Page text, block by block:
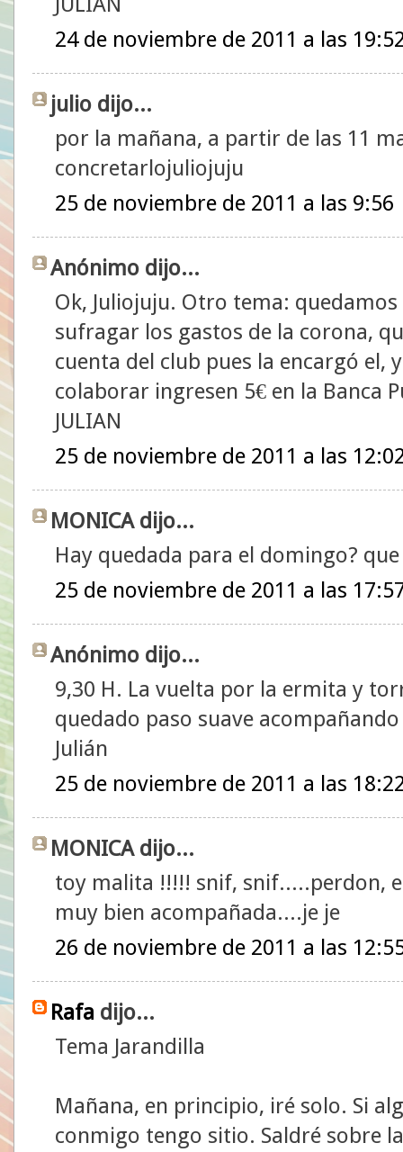
24 de noviembre de 2011 a las
julio dijo...
por la mañana, a partir de las 11
concretarlojuliojuju
25 de noviembre de 2011 a las 9:56
Anónimo dijo...
Ok, Juliojuju. Otro tema:
sufragar los gastos de la corona,
cuenta del club pues la encargó el,
colaborar ingresen 5€ en la Banca
JULIAN
25 de noviembre de 2011 a las
MONICA dijo...
Hay quedada para el domingo?
25 de noviembre de 2011 a las
Anónimo dijo...
9,30 H. La vuelta por la ermita y
quedado paso suave
Julián
25 de noviembre de 2011 a las
MONICA dijo...
toy malita !!!!! snif, snif.....perdon,
muy bien acompañada....je je
26 de noviembre de 2011 a las
Rafa dijo...
Tema Jarandilla
Mañana, en principio, iré solo. Si
conmigo tengo sitio. Saldré sobre